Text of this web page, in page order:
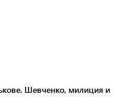
Шевченко, милиция и